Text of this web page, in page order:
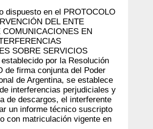
dispuesto en el PROTOCOLO
DEL ENTE
COMUNICACIONES EN
SOBRE SERVICIOS
establecido por la Resolución
de firma conjunta del Poder
de Argentina, se establece
interferencias perjudiciales y
de descargos, el interferente
un informe técnico suscripto
con matriculación vigente en